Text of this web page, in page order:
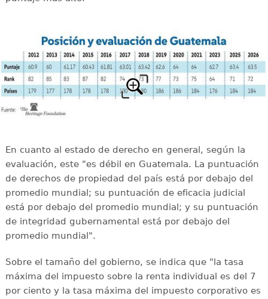
En cuanto al estado de derecho en general, según la
evaluación, este "es débil en Guatemala. La puntuación
de derechos de propiedad del país está por debajo del
promedio mundial; su puntuación de eficacia judicial
está por debajo del promedio mundial; y su puntuación
de integridad gubernamental está por debajo del
promedio mundial".
Sobre el tamaño del gobierno, se indica que "la tasa
máxima del impuesto sobre la renta individual es del 7
por ciento y la tasa máxima del impuesto corporativo es